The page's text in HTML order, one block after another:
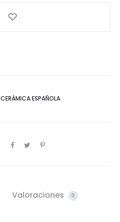
CERÁMICA ESPAÑOLA
Valoraciones 0